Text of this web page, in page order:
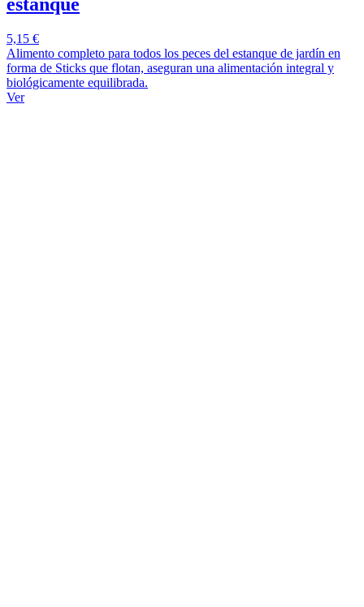
estanque
5,15 €
Alimento completo para todos los peces del estanque de jardín en
forma de Sticks que flotan, aseguran una alimentación integral y
biológicamente equilibrada.
Ver